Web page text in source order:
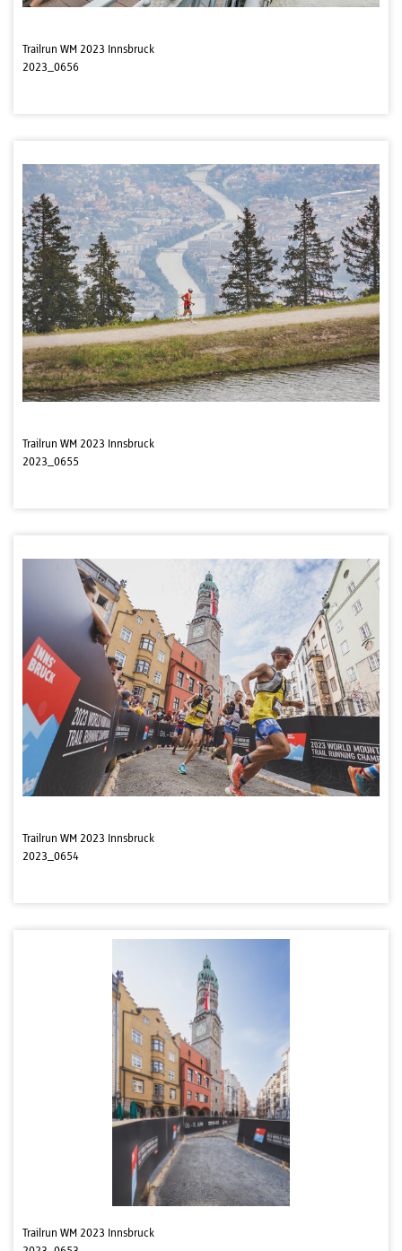
Trailrun WM 2023 Innsbruck
2023_0656
Trailrun WM 2023 Innsbruck
2023_0655
Trailrun WM 2023 Innsbruck
2023_0654
Trailrun WM 2023 Innsbruck